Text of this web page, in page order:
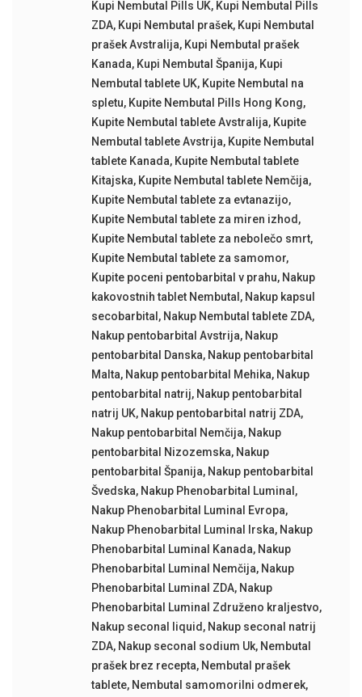
Kupi Nembutal Pills UK, Kupi Nembutal Pills
ZDA, Kupi Nembutal prašek, Kupi Nembutal
prašek Avstralija, Kupi Nembutal prašek
Kanada, Kupi Nembutal Španija, Kupi
Nembutal tablete UK, Kupite Nembutal na
spletu, Kupite Nembutal Pills Hong Kong,
Kupite Nembutal tablete Avstralija, Kupite
Nembutal tablete Avstrija, Kupite Nembutal
tablete Kanada, Kupite Nembutal tablete
Kitajska, Kupite Nembutal tablete Nemčija,
Kupite Nembutal tablete za evtanazijo,
Kupite Nembutal tablete za miren izhod ,
Kupite Nembutal tablete za nebolečo smrt,
Kupite Nembutal tablete za samomor,
Kupite poceni pentobarbital v prahu, Nakup
kakovostnih tablet Nembutal , Nakup kapsul
secobarbital , Nakup Nembutal tablete ZDA,
Nakup pentobarbital Avstrija, Nakup
pentobarbital Danska, Nakup pentobarbital
Malta, Nakup pentobarbital Mehika, Nakup
pentobarbital natrij, Nakup pentobarbital
natrij UK, Nakup pentobarbital natrij ZDA,
Nakup pentobarbital Nemčija, Nakup
pentobarbital Nizozemska, Nakup
pentobarbital Španija, Nakup pentobarbital
Švedska, Nakup Phenobarbital Luminal ,
Nakup Phenobarbital Luminal Evropa,
Nakup Phenobarbital Luminal Irska, Nakup
Phenobarbital Luminal Kanada, Nakup
Phenobarbital Luminal Nemčija, Nakup
Phenobarbital Luminal ZDA, Nakup
Phenobarbital Luminal Združeno kraljestvo,
Nakup seconal liquid , Nakup seconal natrij
ZDA, Nakup seconal sodium Uk, Nembutal
prašek brez recepta, Nembutal prašek
tablete, Nembutal samomorilni odmerek,